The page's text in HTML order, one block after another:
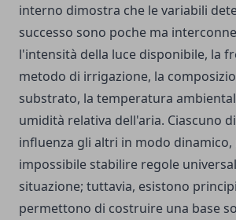
interno dimostra che le variabili
successo sono poche ma
l'intensità della luce disponibile, la
metodo di irrigazione, la
substrato, la temperatura
umidità relativa dell'aria. Ciascuno
influenza gli altri in modo
impossibile stabilire regole
situazione; tuttavia, esistono
permettono di costruire una base